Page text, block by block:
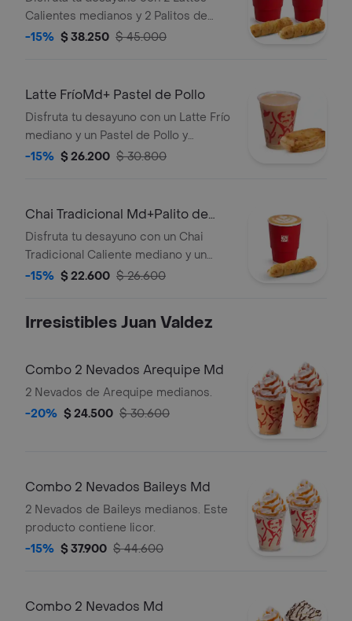
Calientes medianos y 2 Palitos de
Queso.
-15% $ 38.250 $ 45.000
Latte FríoMd+ Pastel de Pollo
Disfruta tu desayuno con un Latte Frío
mediano y un Pastel de Pollo y
Champiñones.
-15% $ 26.200 $ 30.800
Chai Tradicional Md+Palito de
Queso
Disfruta tu desayuno con un Chai
Tradicional Caliente mediano y un
Palito de Queso.
-15% $ 22.600 $ 26.600
Irresistibles Juan Valdez
Combo 2 Nevados Arequipe Md
2 Nevados de Arequipe medianos.
-20% $ 24.500 $ 30.600
Combo 2 Nevados Baileys Md
2 Nevados de Baileys medianos. Este
producto contiene licor.
-15% $ 37.900 $ 44.600
Combo 2 Nevados Md